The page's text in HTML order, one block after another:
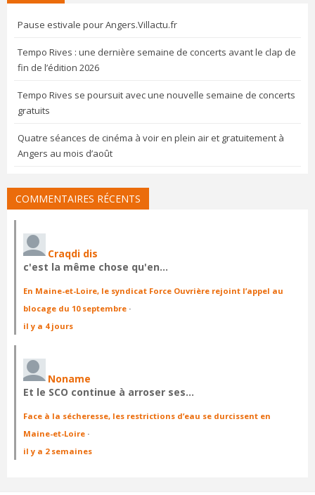
Pause estivale pour Angers.Villactu.fr
Tempo Rives : une dernière semaine de concerts avant le clap de
fin de l’édition 2026
Tempo Rives se poursuit avec une nouvelle semaine de concerts
gratuits
Quatre séances de cinéma à voir en plein air et gratuitement à
Angers au mois d’août
COMMENTAIRES RÉCENTS
Craqdi dis
c'est la même chose qu'en…
En Maine-et-Loire, le syndicat Force Ouvrière rejoint l’appel au
blocage du 10 septembre ·
il y a 4 jours
Noname
Et le SCO continue à arroser ses…
Face à la sécheresse, les restrictions d’eau se durcissent en
Maine-et-Loire ·
il y a 2 semaines